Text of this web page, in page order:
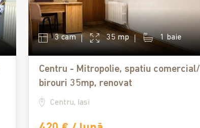
3 cam 35 mp 1 baie
Centru - Mitropolie, spatiu comercial/
birouri 35mp, renovat
Centru, Iasi